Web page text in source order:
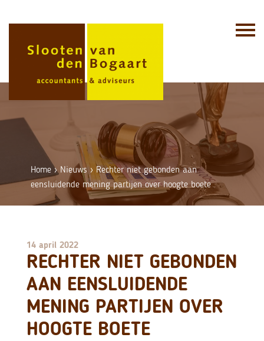
Home › Nieuws›Rechter niet gebonden aan
eensluidende mening partijen over hoogte boete
14 april 2022
RECHTER NIET GEBONDEN
AAN EENSLUIDENDE
MENING PARTIJEN OVER
HOOGTE BOETE